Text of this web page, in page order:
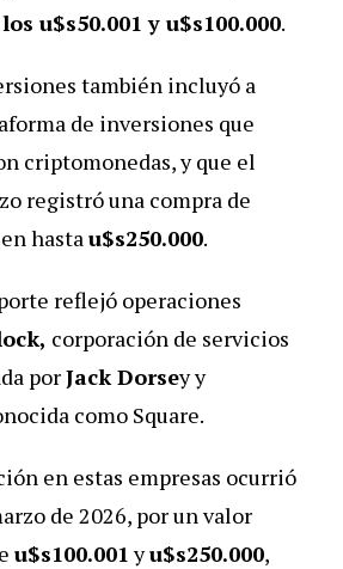
u$s50.001 y u$s100.000.
también incluyó a
de inversiones que
criptomonedas, y que el
registró una compra de
hasta u$s250.000.
reflejó operaciones
corporación de servicios
porJack Dorsey y
como Square.
en estas empresas ocurrió
de 2026, por un valor
u$s100.001 yu$s250.000,